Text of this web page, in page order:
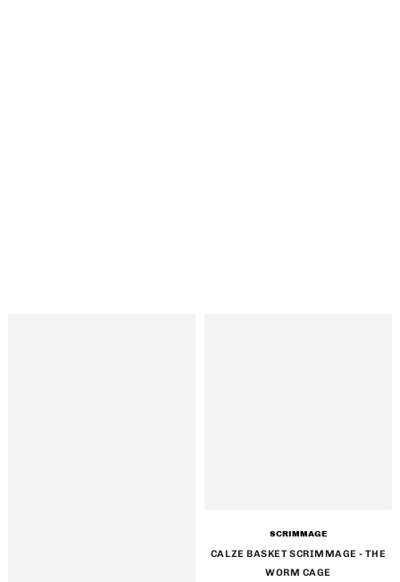
Venditore:
SCRIMMAGE
CALZE BASKET SCRIMMAGE - THE
WORM CAGE